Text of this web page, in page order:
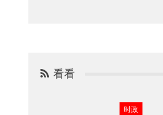
看看
时政